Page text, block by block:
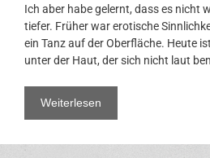
Ich aber habe gelernt, dass es nicht
tiefer. Früher war erotische
ein Tanz auf der Oberfläche. Heute
unter der Haut, der sich nicht laut
Weiterlesen